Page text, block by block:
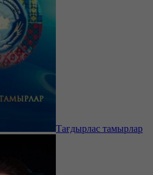
Тағдырлас тамырлар